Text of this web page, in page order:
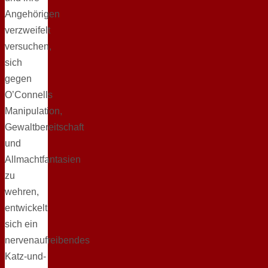
Angehörigen
verzweifelt
versuchen,
sich
gegen
O’Connells
Manipulation,
Gewaltbereitschaft
und
Allmachtfantasien
zu
wehren,
entwickelt
sich ein
nervenaufreibendes
Katz-und-